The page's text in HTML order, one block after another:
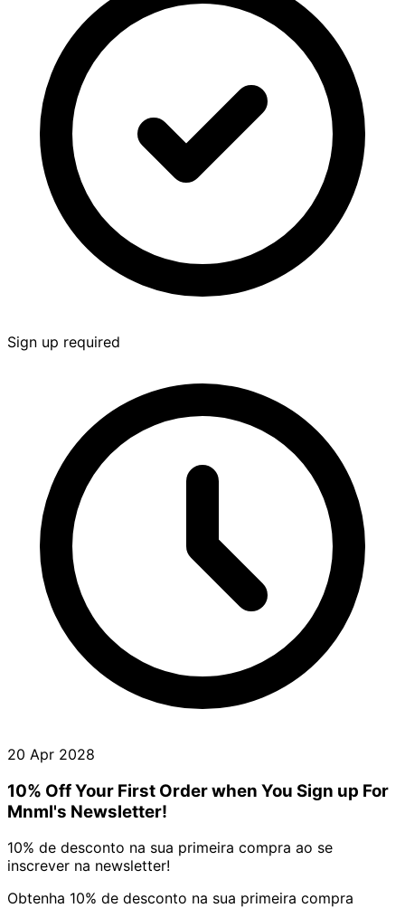
Sign up required
20 Apr 2028
10% Off Your First Order when You Sign up For
Mnml's Newsletter!
10% de desconto na sua primeira compra ao se
inscrever na newsletter!
Obtenha 10% de desconto na sua primeira compra